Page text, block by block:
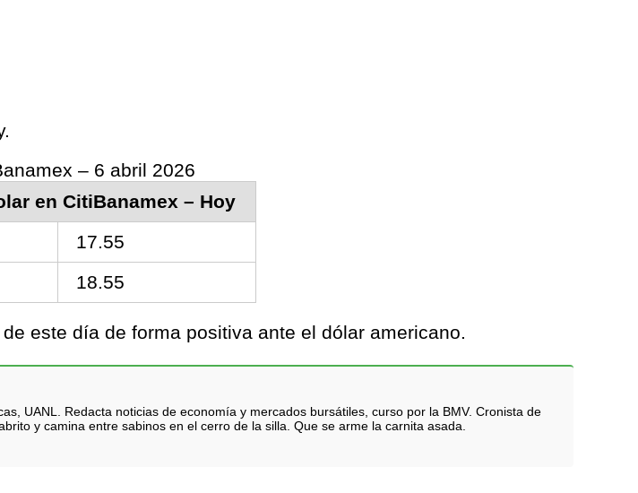
– 6 abril 2026
en CitiBanamex – Hoy
17.55
18.55
este día de forma positiva ante el dólar americano.
UANL. Redacta noticias de economía y mercados bursátiles, curso por la BMV. Cronista de
y camina entre sabinos en el cerro de la silla. Que se arme la carnita asada.